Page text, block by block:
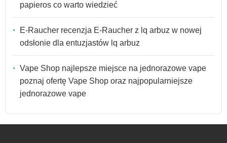
papieros co warto wiedzieć
E-Raucher recenzja E-Raucher z lq arbuz w nowej
odsłonie dla entuzjastów lq arbuz
Vape Shop najlepsze miejsce na jednorazowe vape
poznaj ofertę Vape Shop oraz najpopularniejsze
jednorazowe vape